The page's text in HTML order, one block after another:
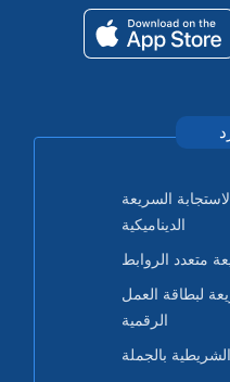
السريعة
الديناميكية
متعدد الروابط
لبطاقة العمل
الرقمية
بالجملة